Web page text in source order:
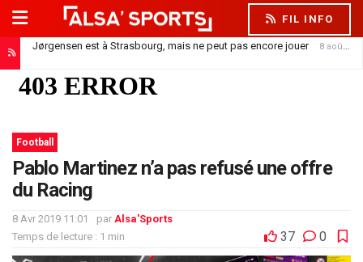
FIL INFO
Jørgensen est à Strasbourg, mais ne peut pas encore jouer 8 août 2026
Football
Pablo Martinez n’a pas refusé une offre
du Racing
8 Avr 2019 11:01 par Alsa'Sports
Temps de lecture : 1 min
37 0